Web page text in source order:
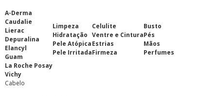
A-Derma
Caudalie
Lierac
Depuralina
Elancyl
Guam
La Roche Posay
Vichy
Limpeza
Hidratação
Pele Atópica
Pele Irritada
Celulite
Ventre e Cintura
Estrias
Firmeza
Busto
Pés
Mãos
Perfumes
Cabelo